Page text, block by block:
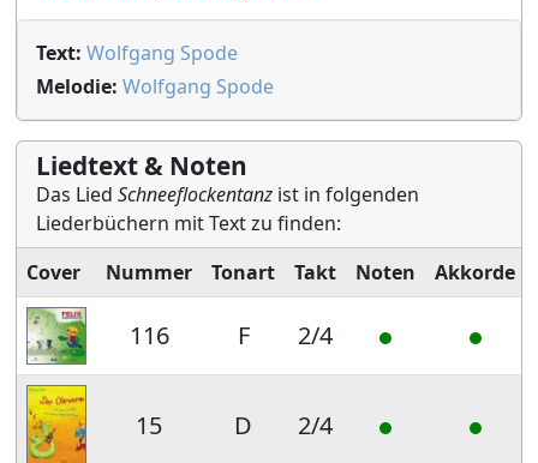
Text: Wolfgang Spode
Melodie: Wolfgang Spode
Liedtext & Noten
Das Lied Schneeflockentanz ist in folgenden
Liederbüchern mit Text zu finden:
Cover
Nummer Tonart Takt Noten Akkorde
116 F 2/4
15 D 2/4